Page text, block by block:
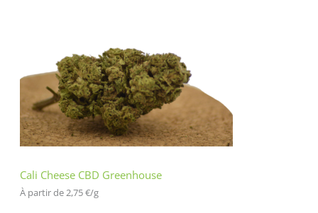
Cali Cheese CBD Greenhouse
À partir de 2,75€/g